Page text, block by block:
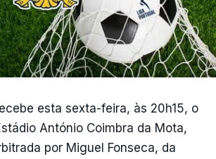
esta sexta-feira, às 20h15, o
António Coimbra da Mota,
por Miguel Fonseca, da